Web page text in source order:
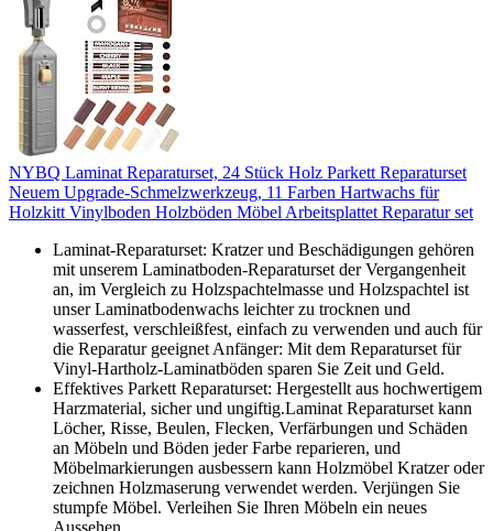
NYBQ Laminat Reparaturset, 24 Stück Holz Parkett Reparaturset
Neuem Upgrade-Schmelzwerkzeug, 11 Farben Hartwachs für
Holzkitt Vinylboden Holzböden Möbel Arbeitsplattet Reparatur set
Laminat-Reparaturset: Kratzer und Beschädigungen gehören
mit unserem Laminatboden-Reparaturset der Vergangenheit
an, im Vergleich zu Holzspachtelmasse und Holzspachtel ist
unser Laminatbodenwachs leichter zu trocknen und
wasserfest, verschleißfest, einfach zu verwenden und auch für
die Reparatur geeignet Anfänger: Mit dem Reparaturset für
Vinyl-Hartholz-Laminatböden sparen Sie Zeit und Geld.
Effektives Parkett Reparaturset: Hergestellt aus hochwertigem
Harzmaterial, sicher und ungiftig.Laminat Reparaturset kann
Löcher, Risse, Beulen, Flecken, Verfärbungen und Schäden
an Möbeln und Böden jeder Farbe reparieren, und
Möbelmarkierungen ausbessern kann Holzmöbel Kratzer oder
zeichnen Holzmaserung verwendet werden. Verjüngen Sie
stumpfe Möbel. Verleihen Sie Ihren Möbeln ein neues